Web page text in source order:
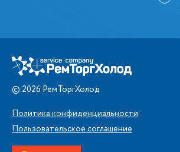
© 2026 РемТоргХолод
Политика конфиденциальности
Пользовательское соглашение